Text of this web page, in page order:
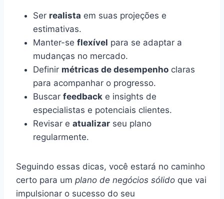
Ser realista em suas projeções e
estimativas.
Manter-se flexível para se adaptar a
mudanças no mercado.
Definir métricas de desempenho claras
para acompanhar o progresso.
Buscar feedback e insights de
especialistas e potenciais clientes.
Revisar e atualizar seu plano
regularmente.
Seguindo essas dicas, você estará no caminho
certo para um plano de negócios sólido que vai
impulsionar o sucesso do seu